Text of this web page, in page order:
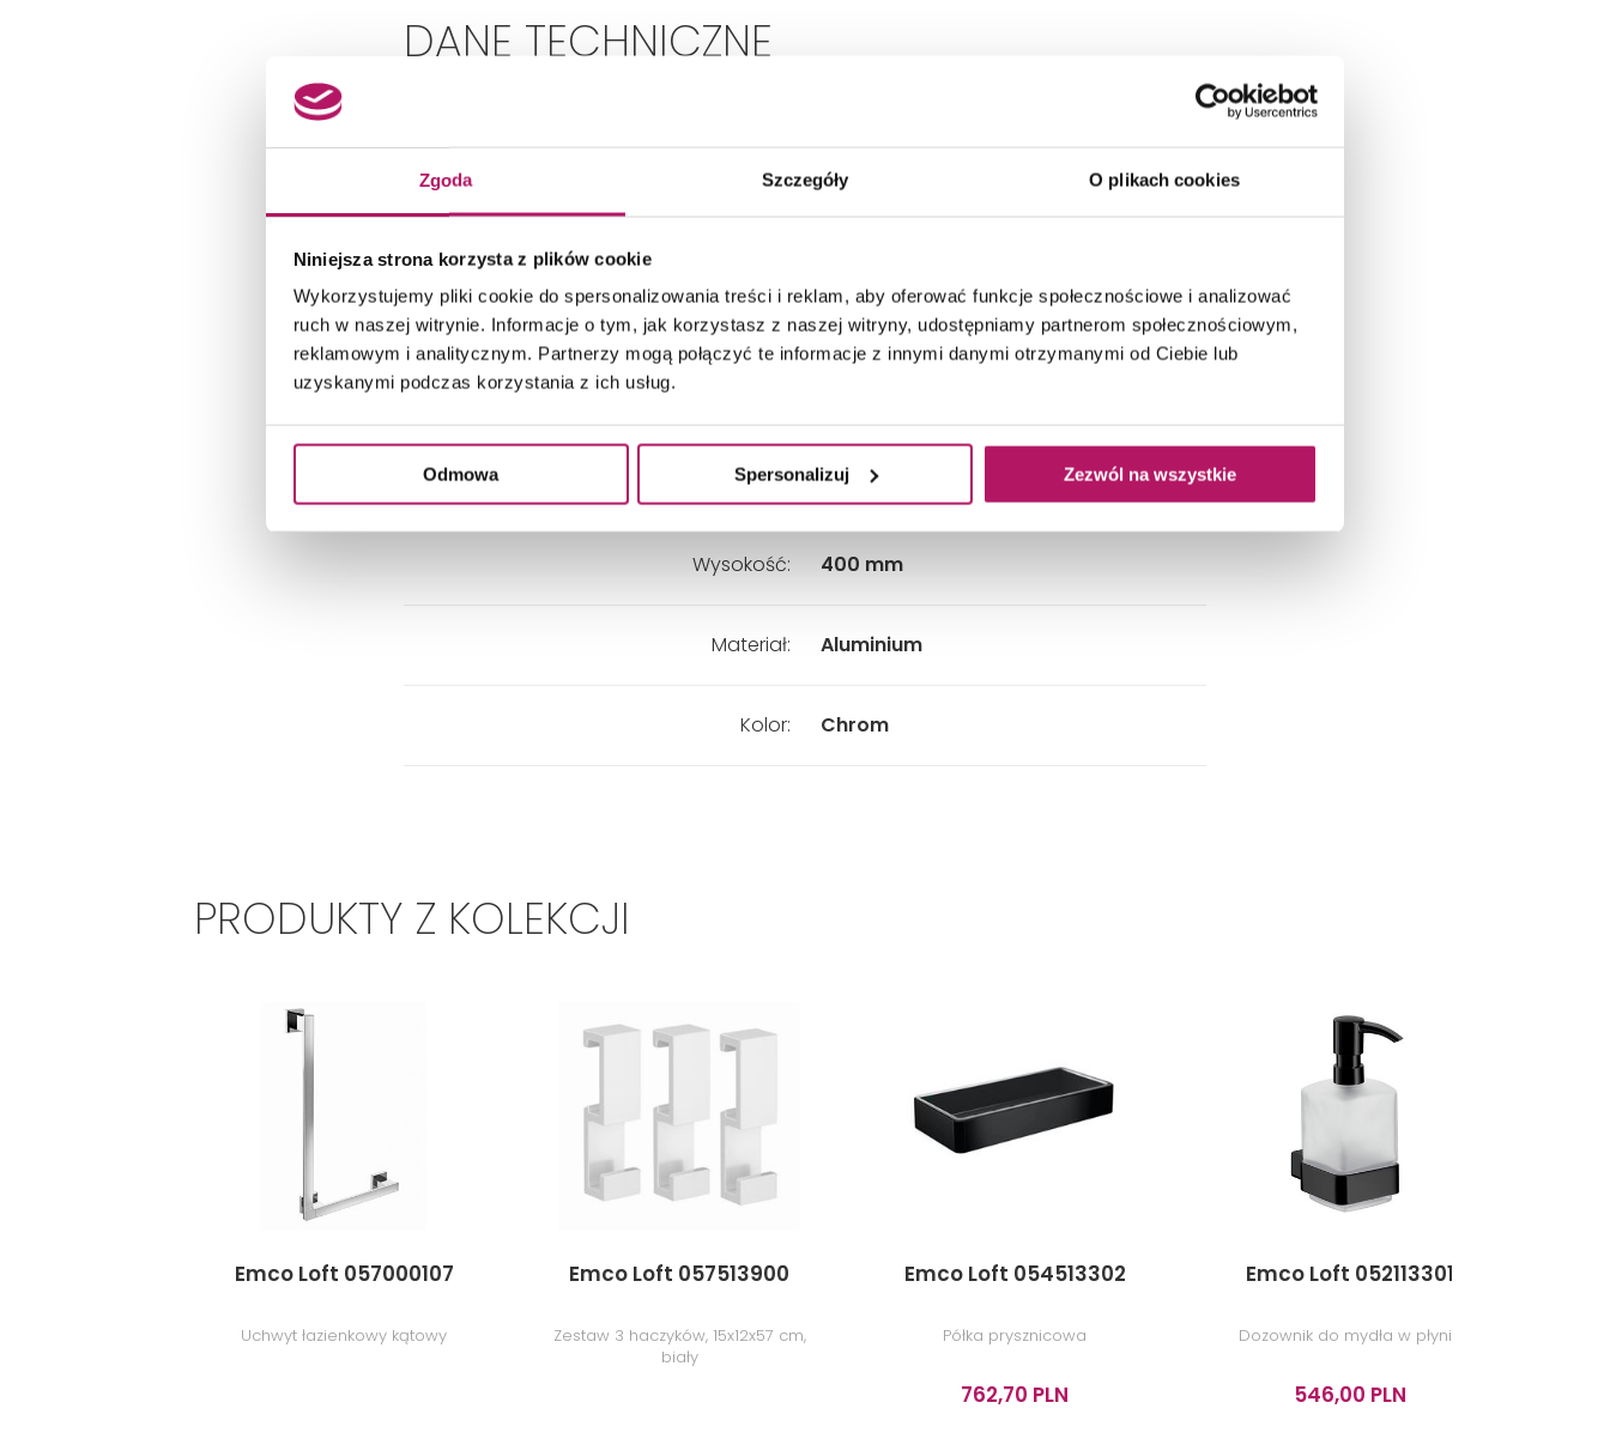
Zgoda Szczegóły O plikach cookies
Niniejsza strona korzysta z plików cookie
Wykorzystujemy pliki cookie do spersonalizowania treści i reklam, aby oferować funkcje społecznościowe i analizować
ruch w naszej witrynie. Informacje o tym, jak korzystasz z naszej witryny, udostępniamy partnerom społecznościowym,
reklamowym i analitycznym. Partnerzy mogą połączyć te informacje z innymi danymi otrzymanymi od Ciebie lub
uzyskanymi podczas korzystania z ich usług.
Odmowa Spersonalizuj Zezwól na wszystkie
DANE TECHNICZNE
Typ: Podłużny
Szerokość: 24 mm
Wysokość: 400 mm
Materiał: Aluminium
Kolor: Chrom
PRODUKTY Z KOLEKCJI
Emco Loft 057000107
Uchwyt łazienkowy kątowy
Emco Loft 057513900
Zestaw 3 haczyków, 15x12x57 cm,
biały
Emco Loft 054513302
Półka prysznicowa
762,70 PLN
Emco Loft 052113301
Dozownik do mydła w płynie
546,00 PLN